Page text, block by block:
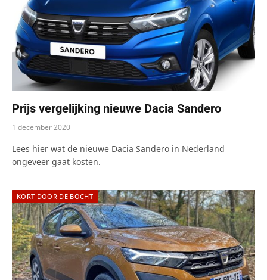
Prijs vergelijking nieuwe Dacia Sandero
1 december 2020
Lees hier wat de nieuwe Dacia Sandero in Nederland
ongeveer gaat kosten.
KORT DOOR DE BOCHT